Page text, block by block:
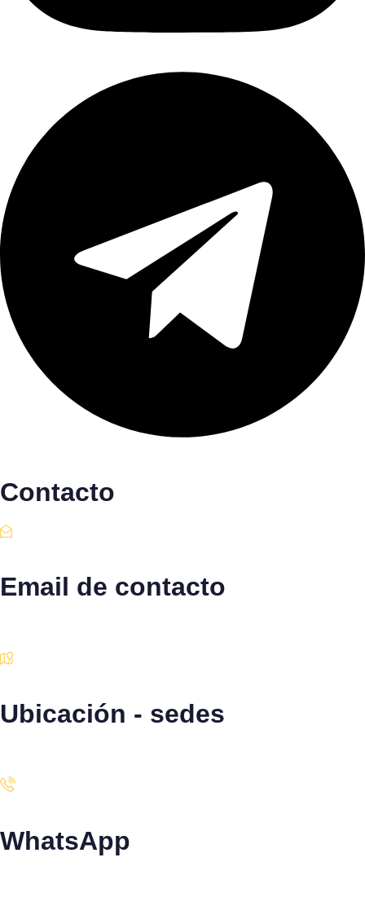
Contacto
Email de contacto
Ubicación - sedes
WhatsApp